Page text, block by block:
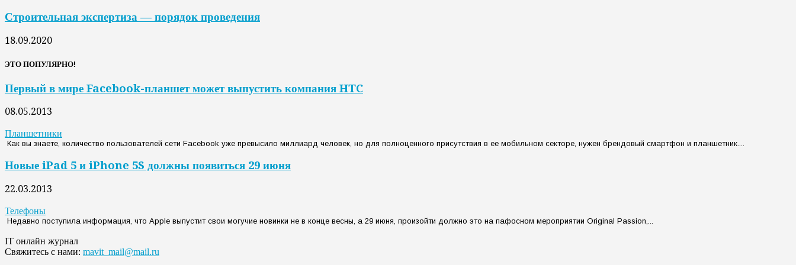
Строительная экспертиза — порядок проведения
18.09.2020
ЭТО ПОПУЛЯРНО!
Первый в мире Facebook-планшет может выпустить компания HTC
08.05.2013
Планшетники
Как вы знаете, количество пользователей сети Facebook уже превысило миллиард человек, но для полноценного присутствия в ее мобильном секторе, нужен брендовый смартфон и планшетник....
Новые iPad 5 и iPhone 5S должны появиться 29 июня
22.03.2013
Телефоны
Недавно поступила информация, что Apple выпустит свои могучие новинки не в конце весны, а 29 июня, произойти должно это на пафосном мероприятии Original Passion,...
IT онлайн журнал
Свяжитесь с нами: mavit_mail@mail.ru